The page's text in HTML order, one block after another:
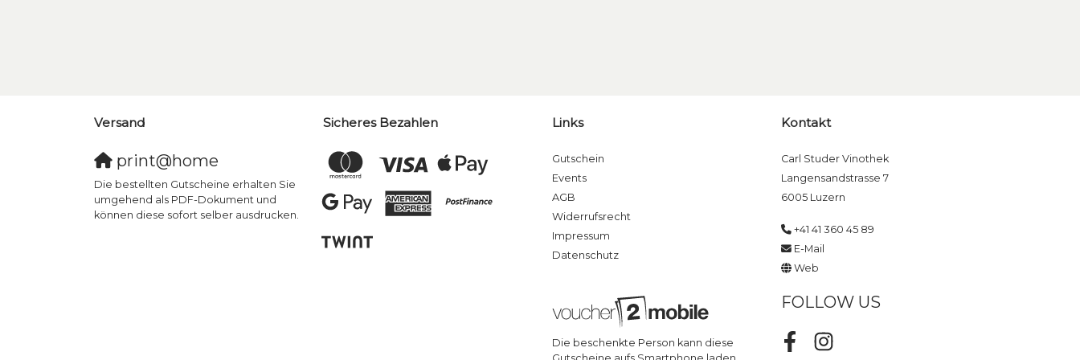
Versand
print@home
Die bestellten Gutscheine erhalten Sie
umgehend als PDF-Dokument und
können diese sofort selber ausdrucken.
Sicheres Bezahlen Links
Gutschein
Events
AGB
Widerrufsrecht
Impressum
Datenschutz
Die beschenkte Person kann diese
Kontakt
Carl Studer Vinothek
Langensandstrasse 7
6005 Luzern
+41 41 360 45 89
E-Mail
Web
FOLLOW US
FacebookInstagram